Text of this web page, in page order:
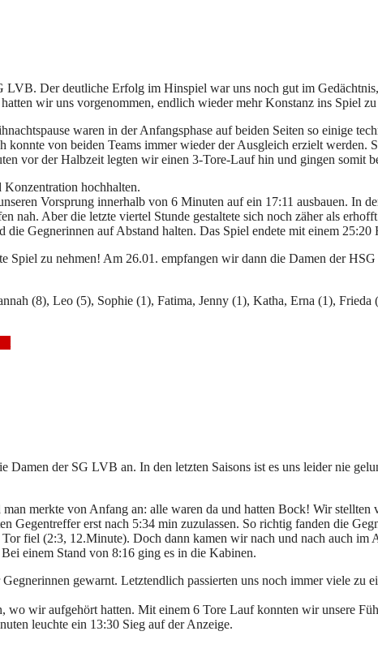
Der deutliche Erfolg im Hinspiel war uns noch gut im
wir uns vorgenommen, endlich wieder mehr Konstanz ins Spiel
waren in der Anfangsphase auf beiden Seiten so einige
von beiden Teams immer wieder der Ausgleich erzielt werden.
vor der Halbzeit legten wir einen 3-Tore-Lauf hin und gingen somit
hochhalten.
Vorsprung innerhalb von 6 Minuten auf ein 17:11 ausbauen. In
nah. Aber die letzte viertel Stunde gestaltete sich noch zäher als
Gegnerinnen auf Abstand halten. Das Spiel endete mit einem
Spiel zu nehmen! Am 26.01. empfangen wir dann die Damen der
(8), Leo (5), Sophie (1), Fatima, Jenny (1), Katha, Erna (1), Frieda
Damen der SG LVB an. In den letzten Saisons ist es uns leider nie
merkte von Anfang an: alle waren da und hatten Bock! Wir
Gegentreffer erst nach 5:34 min zuzulassen. So richtig fanden die
Tor fiel (2:3, 12.Minute). Doch dann kamen wir nach und nach auch
einem Stand von 8:16 ging es in die Kabinen.
gewarnt. Letztendlich passierten uns noch immer viele zu
wo wir aufgehört hatten. Mit einem 6 Tore Lauf konnten wir unsere
leuchte ein 13:30 Sieg auf der Anzeige.